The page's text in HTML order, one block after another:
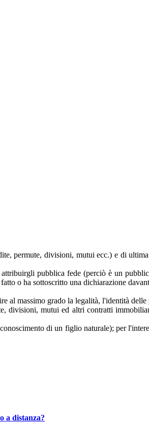
permute, divisioni, mutui ecc.) e di
pubblica fede (perciò è un
o ha sottoscritto una dichiarazione
al massimo grado la legalità, l'identità
divisioni, mutui ed altri contratti
di un figlio naturale); per
a distanza?